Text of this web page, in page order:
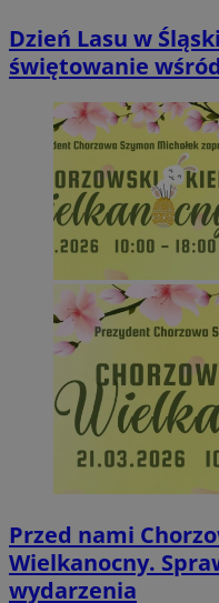
Dzień Lasu w
świętowanie
Przed nami
Wielkanocny.
wydarzenia